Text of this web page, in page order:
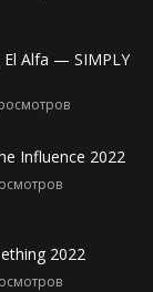
El Alfa — SIMPLY
Influence 2022
2022